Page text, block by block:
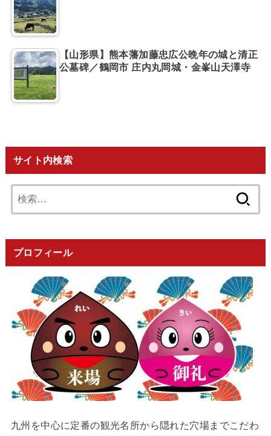
【山形県】熊本藩加藤忠広公晩年の城と清正
公墓碑／鶴岡市 庄内丸岡城・金峯山天澤寺
サイト内検索
索:
プロフィール
九州を中心に定番の観光名所から隠れた穴場までこだわ